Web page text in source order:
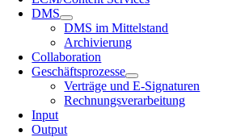
DMS
DMS im Mittelstand
Archivierung
Collaboration
Geschäftsprozesse
Verträge und E-Signaturen
Rechnungsverarbeitung
Input
Output